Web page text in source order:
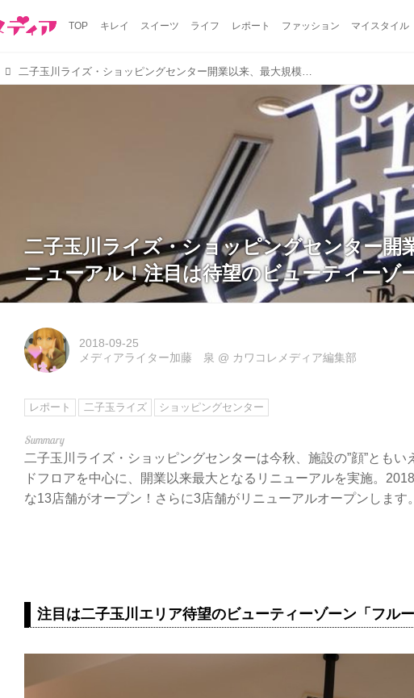
TOP キレイ スイーツ ライフ レポート ファッション マイスタイル
二子玉川ライズ・ショッピングセンター開業以来、最大規模のリニューアル！注目は待望のビューティーゾーン
二子玉川ライズ・ショッピングセンター開
ニューアル！注目は待望のビューティーゾ
2018-09-25
メディアライター加藤 泉 @ カワコレメディア編集部
レポート 二子玉ライズ ショッピングセンター
二子玉川ライズ・ショッピングセンターは今秋、施設の”顔”とも
ドフロアを中心に、開業以来最大となるリニューアルを実施。
な13店舗がオープン！さらに3店舗がリニューアルオープンします。
注目は二子玉川エリア待望のビューティーゾーン「フルー